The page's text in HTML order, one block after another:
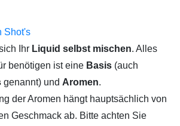
Shot's
Ihr Liquid selbst mischen. Alles
benötigen ist eine Basis (auch
genannt) und Aromen.
der Aromen hängt hauptsächlich von
Geschmack ab. Bitte achten Sie